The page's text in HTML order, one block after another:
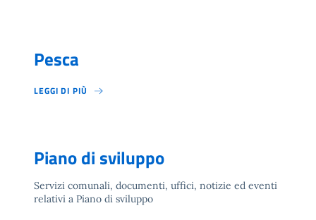
Pesca
LEGGI DI PIÙ
Piano di sviluppo
Servizi comunali, documenti, uffici, notizie ed eventi
relativi a Piano di sviluppo